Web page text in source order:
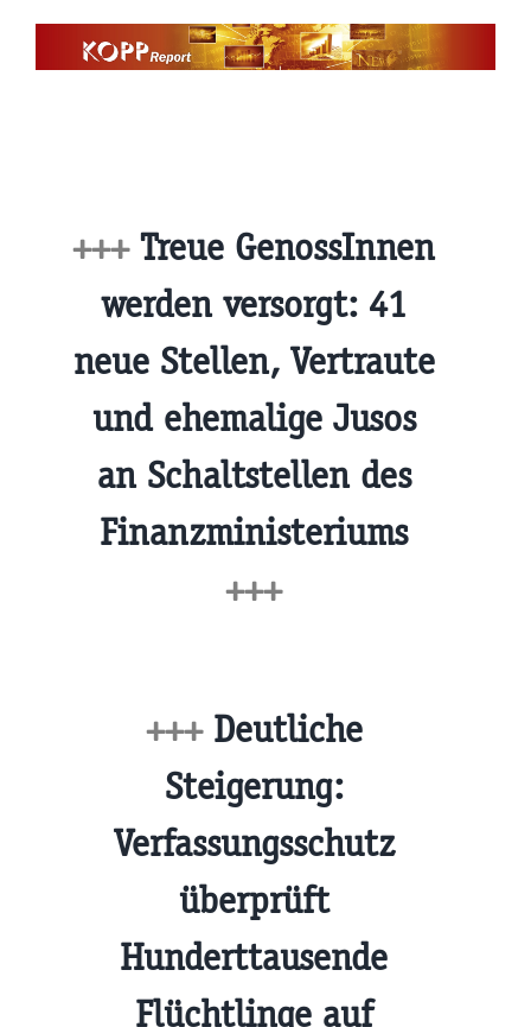
+++ Treue GenossInnen
werden versorgt: 41
neue Stellen, Vertraute
und ehemalige Jusos
an Schaltstellen des
Finanzministeriums
+++
+++ Deutliche
Steigerung:
Verfassungsschutz
überprüft
Hunderttausende
Flüchtlinge auf